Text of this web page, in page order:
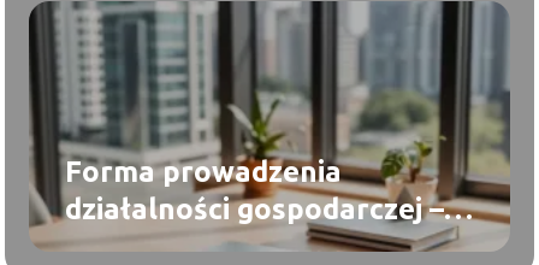
Forma prowadzenia
działalności gospodarczej –
porównanie i konsekwencje